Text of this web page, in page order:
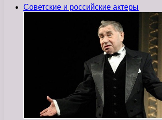
Советские и российские актеры